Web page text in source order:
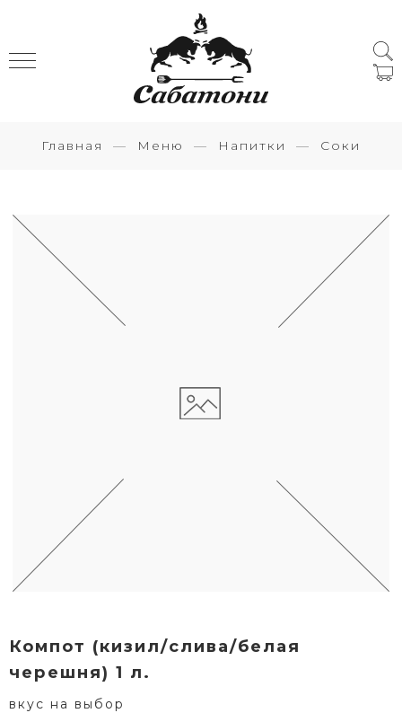
Главная Меню Напитки Соки
Компот (кизил/слива/белая
черешня) 1 л.
вкус на выбор